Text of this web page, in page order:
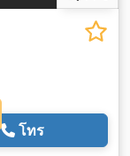
โทร